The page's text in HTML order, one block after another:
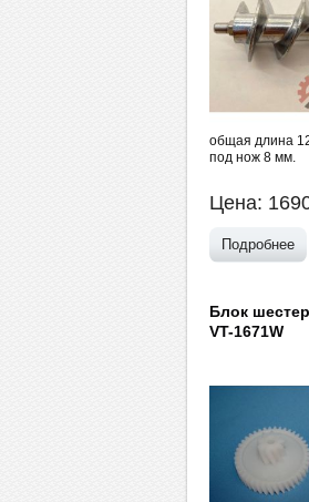
общая длина
под нож 8 мм.
Цена:
Подробнее
Блок
VT-1671W